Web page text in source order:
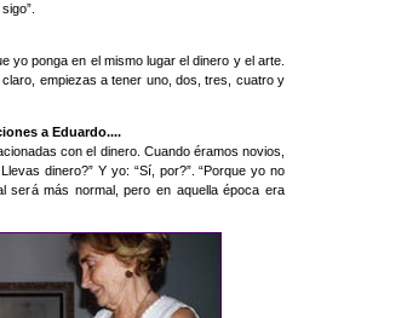
yo ponga en el mismo lugar el dinero y el arte.
empiezas a tener uno, dos, tres, cuatro y
a Eduardo....
con el dinero. Cuando éramos novios,
dinero?” Y yo: “Sí, por?”. “Porque yo no
será más normal, pero en aquella época era